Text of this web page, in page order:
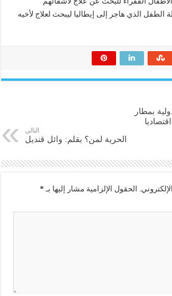
الذي هاجر إلى إيطاليا ليبحث لعلاج لأخيه
دولية بمطار
التالي
الحرية لمن؟ بقلم: وائل قنديل
الحقول الإلزامية مشار إليها بـ *